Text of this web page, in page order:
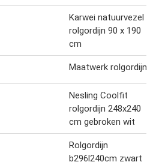
Karwei natuurvezel
rolgordijn 90 x 190
cm
Maatwerk rolgordijn
Nesling Coolfit
rolgordijn 248x240
cm gebroken wit
Rolgordijn
b296l240cm zwart